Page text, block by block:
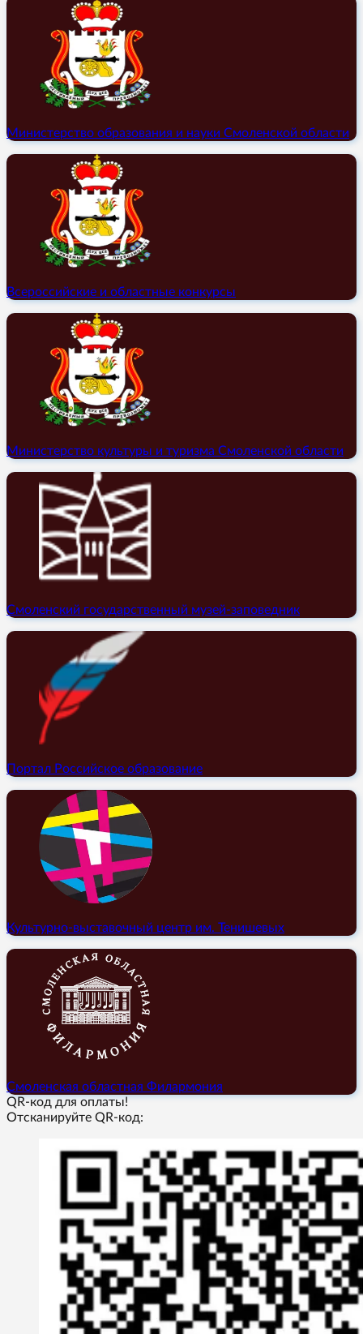
Министерство образования и науки Смоленской области
Всероссийские и областные конкурсы
Министерство культуры и туризма Смоленской области
Смоленский государственный музей-заповедник
Портал Российское образование
Культурно-выставочный центр им. Тенишевых
Смоленская областная Филармония
QR-код для оплаты!
Отсканируйте QR-код: